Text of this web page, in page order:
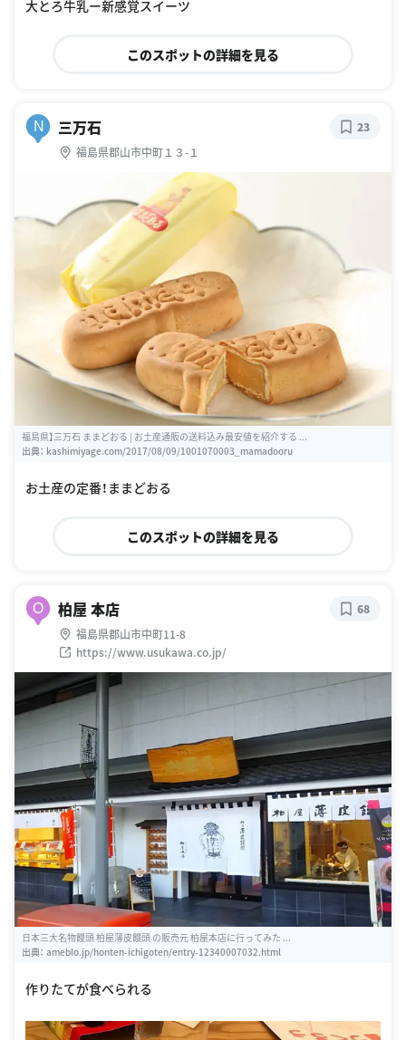
大とろ牛乳ー新感覚スイーツ
このスポットの詳細を見る
N 三万石
福島県郡山市中町１３-１
23
福島県】三万石 ままどおる | お土産通販の送料込み最安値を紹介する ...
出典： kashimiyage.com/2017/08/09/1001070003_mamadooru
お土産の定番！ままどおる
このスポットの詳細を見る
O 柏屋 本店
福島県郡山市中町11-8
https://www.usukawa.co.jp/
68
日本三大名物饅頭 柏屋薄皮饅頭 の販売元 柏屋本店に行ってみた ...
出典： ameblo.jp/honten-ichigoten/entry-12340007032.html
作りたてが食べられる